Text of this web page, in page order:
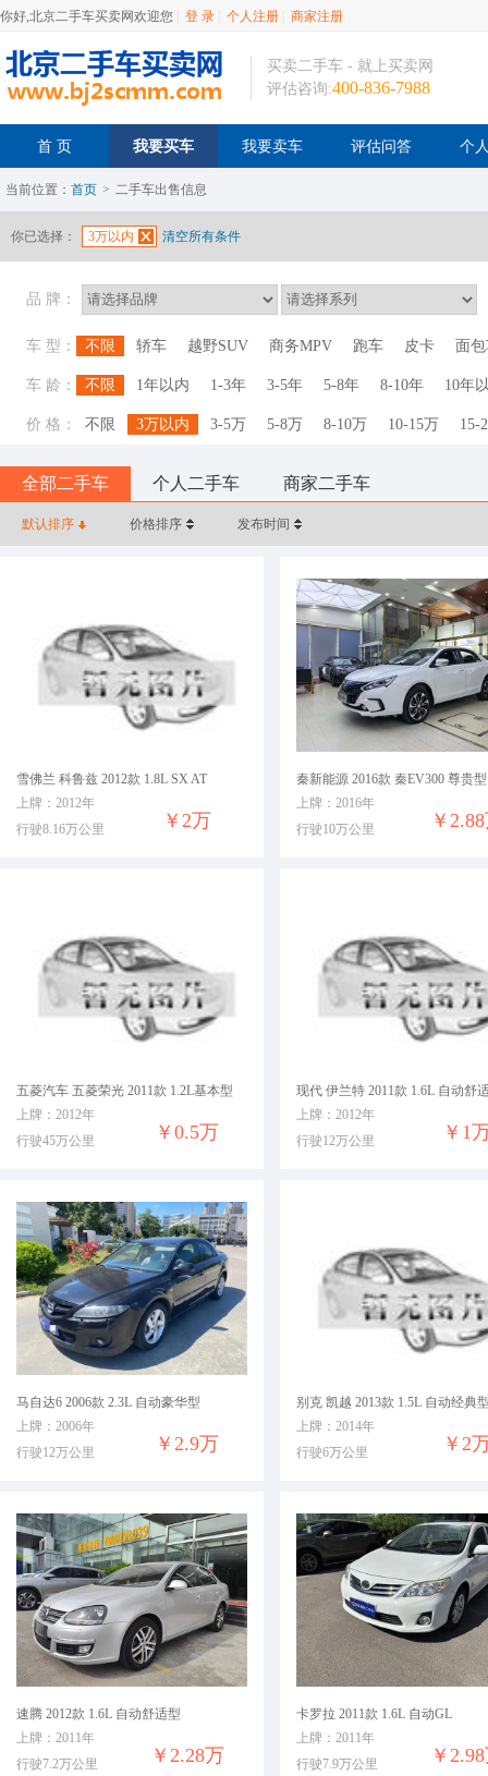
你好,北京二手车买卖网欢迎您 登 录 个人注册 商家注册
买卖二手车 - 就上买卖网
评估咨询:400-836-7988
首 页 我要买车 我要卖车 评估问答 个
当前位置： 首页 > 二手车出售信息
你已选择： 3万以内 清空所有条件
品 牌：
车 型： 不限 轿车 越野SUV 商务MPV 跑车 皮卡 面
车 龄： 不限 1年以内 1-3年 3-5年 5-8年 8-10年 10年
价 格： 不限 3万以内 3-5万 5-8万 8-10万 10-15万 15-
全部二手车 个人二手车 商家二手车
默认排序 价格排序 发布时间
雪佛兰 科鲁兹 2012款 1.8L SX AT
￥2万
上牌：2012年
行驶8.16万公里
秦新能源 2016款 秦EV300 尊贵型
￥
上牌：2016年
行驶10万公里
五菱汽车 五菱荣光 2011款 1.2L基本型
￥0.5万
上牌：2012年
行驶45万公里
现代 伊兰特 2011款 1.6L 自动舒
￥1
上牌：2012年
行驶12万公里
马自达6 2006款 2.3L 自动豪华型
￥2.9万
上牌：2006年
行驶12万公里
别克 凯越 2013款 1.5L 自动经典
￥2
上牌：2014年
行驶6万公里
速腾 2012款 1.6L 自动舒适型
￥2.28万
上牌：2011年
行驶7.2万公里
卡罗拉 2011款 1.6L 自动GL
￥
上牌：2011年
行驶7.9万公里